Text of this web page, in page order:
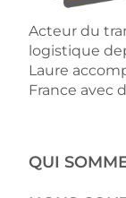
Acteur du
logistique
Laure
France avec
QUI